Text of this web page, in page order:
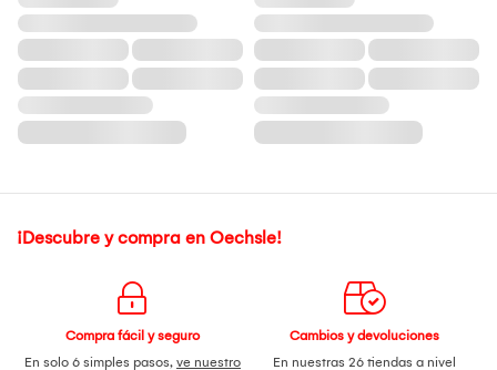
¡Descubre y compra en Oechsle!
Compra fácil y seguro
En solo 6 simples pasos, ve nuestro
Cambios y devoluciones
En nuestras 26 tiendas a nivel